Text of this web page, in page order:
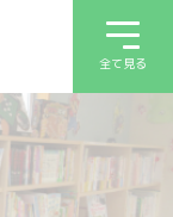
全て見る